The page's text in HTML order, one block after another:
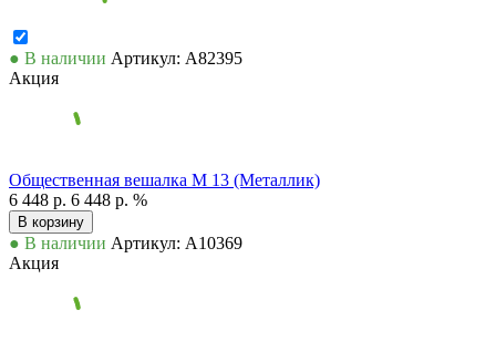
● В наличии Артикул: А82395
Акция
Общественная вешалка М 13 (Металлик)
6 448 р. 6 448 р. %
В корзину
● В наличии Артикул: А10369
Акция